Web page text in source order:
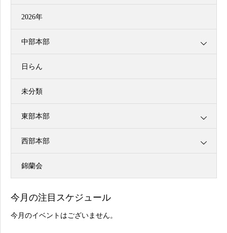
2026年
中部本部
日らん
未分類
東部本部
西部本部
錦蘭会
今月の注目スケジュール
今月のイベントはございません。